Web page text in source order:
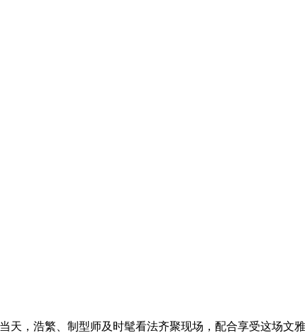
，浩繁、制型师及时髦看法齐聚现场，配合享受这场文